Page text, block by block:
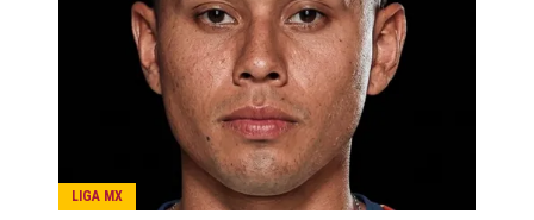
LIGA MX